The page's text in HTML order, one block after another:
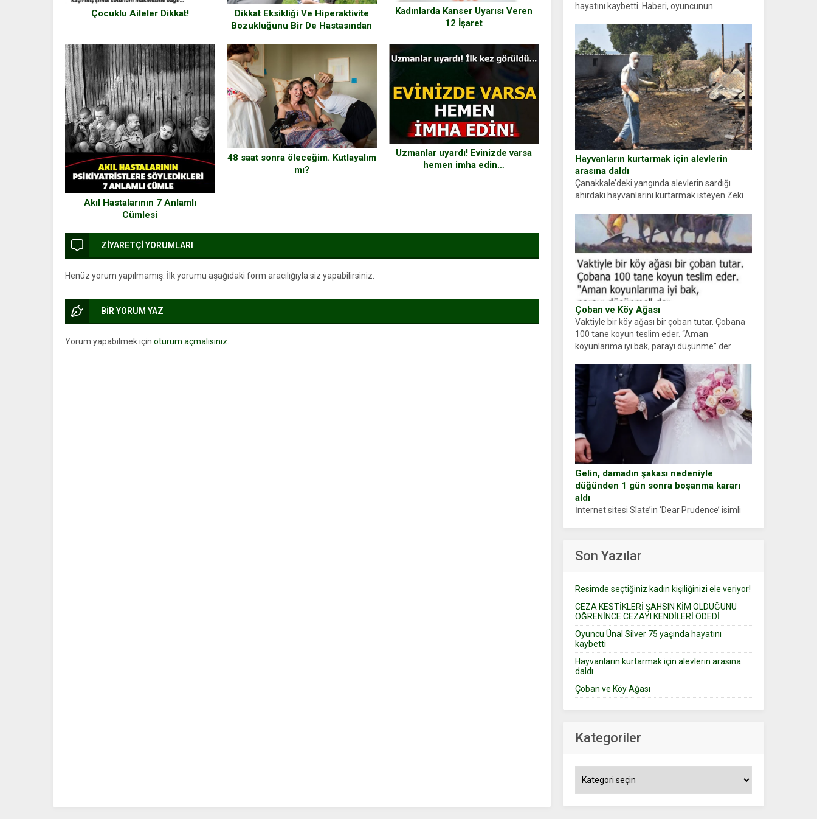
hayatını kaybetti. Haberi, oyuncunun
sosyal medya hesabında “Usta Oyuncumuz ve
çok değerli dostumuz...
Hayvanların kurtarmak için alevlerin
arasına daldı
Çanakkale’deki yangında alevlerin sardığı
ahırdaki hayvanlarını kurtarmak isteyen Zeki
ellerinde yanıklar oluşan Demir, kâbus dolu
anları anlattı… Merkeze bağlı...
Çoban ve Köy Ağası
Vaktiyle bir köy ağası bir çoban tutar. Çobana
100 tane koyun teslim eder. “Aman
koyunlarıma iyi bak, parayı düşünme” der
Gelin, damadın şakası nedeniyle
düğünden 1 gün sonra boşanma kararı
aldı
İnternet sitesi Slate’in ‘Dear Prudence’ isimli
Son Yazılar
Resimde seçtiğiniz kadın kişiliğinizi ele veriyor!
CEZA KESTİKLERİ ŞAHSIN KİM OLDUĞUNU
ÖĞRENİNCE CEZAYI KENDİLERİ ÖDEDİ
Oyuncu Ünal Silver 75 yaşında hayatını
kaybetti
Hayvanların kurtarmak için alevlerin arasına
daldı
Çoban ve Köy Ağası
Kategoriler
Çocuklu Aileler Dikkat!
Dikkat Eksikliği Ve Hiperaktivite
Bozukluğunu Bir De Hastasından
Kadınlarda Kanser Uyarısı Veren
12 İşaret
Akıl Hastalarının 7 Anlamlı
Cümlesi
48 saat sonra öleceğim. Kutlayalım
mı?
Uzmanlar uyardı! Evinizde varsa
hemen imha edin…
ZİYARETÇİ YORUMLARI
Henüz yorum yapılmamış. İlk yorumu aşağıdaki form aracılığıyla siz yapabilirsiniz.
BİR YORUM YAZ
Yorum yapabilmek için oturum açmalısınız